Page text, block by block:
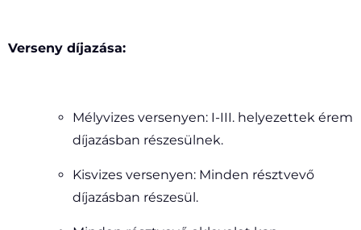
Verseny díjazása:
Mélyvizes versenyen: I-III. helyezettek érem
díjazásban részesülnek.
Kisvizes versenyen: Minden résztvevő
díjazásban részesül.